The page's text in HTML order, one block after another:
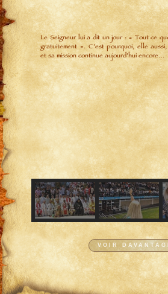
Le Seigneur lui a dit un jour : « Tout ce
gratuitement ». C’est pourquoi, elle
et sa mission continue aujourd’hui encore…
VOIR